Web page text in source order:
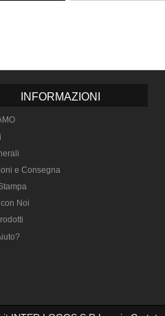
INFORMAZIONI
e Consegna
Noi